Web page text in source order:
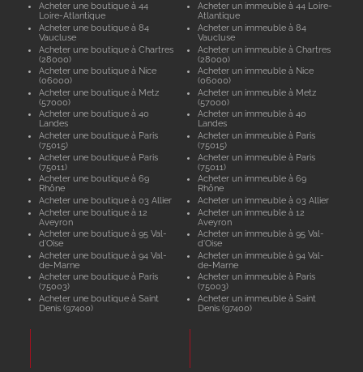
Acheter une boutique à 44
Loire-Atlantique
Acheter une boutique à 84
Vaucluse
Acheter une boutique à Chartres
(28000)
Acheter une boutique à Nice
(06000)
Acheter une boutique à Metz
(57000)
Acheter une boutique à 40
Landes
Acheter une boutique à Paris
(75015)
Acheter une boutique à Paris
(75011)
Acheter une boutique à 69
Rhône
Acheter une boutique à 03 Allier
Acheter une boutique à 12
Aveyron
Acheter une boutique à 95 Val-
d'Oise
Acheter une boutique à 94 Val-
de-Marne
Acheter une boutique à Paris
(75003)
Acheter une boutique à Saint
Denis (97400)
Acheter un immeuble à 44 Loire-
Atlantique
Acheter un immeuble à 84
Vaucluse
Acheter un immeuble à Chartres
(28000)
Acheter un immeuble à Nice
(06000)
Acheter un immeuble à Metz
(57000)
Acheter un immeuble à 40
Landes
Acheter un immeuble à Paris
(75015)
Acheter un immeuble à Paris
(75011)
Acheter un immeuble à 69
Rhône
Acheter un immeuble à 03 Allier
Acheter un immeuble à 12
Aveyron
Acheter un immeuble à 95 Val-
d'Oise
Acheter un immeuble à 94 Val-
de-Marne
Acheter un immeuble à Paris
(75003)
Acheter un immeuble à Saint
Denis (97400)